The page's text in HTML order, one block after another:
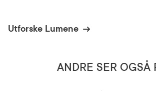
Utforske Lumene
ANDRE SER OGSÅ